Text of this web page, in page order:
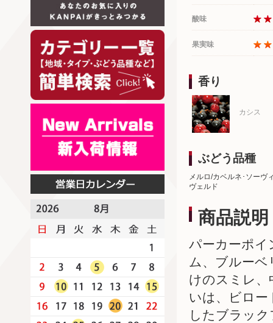
酸味
果実味
香り
カシス
ぶどう品種
メルロ/カベルネ･ソーヴ
ヴェルド
商品説明
パーカーポイ
ム、ブルー
けのスミレ
いは、ビロ
したブラッ